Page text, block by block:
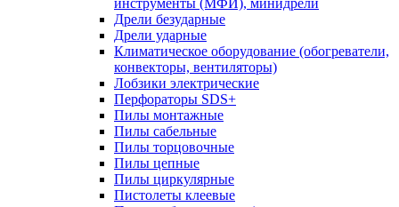
Дрели безударные
Дрели ударные
Климатическое оборудование (обогреватели,
конвекторы, вентиляторы)
Лобзики электрические
Перфораторы SDS+
Пилы монтажные
Пилы сабельные
Пилы торцовочные
Пилы цепные
Пилы циркулярные
Пистолеты клеевые